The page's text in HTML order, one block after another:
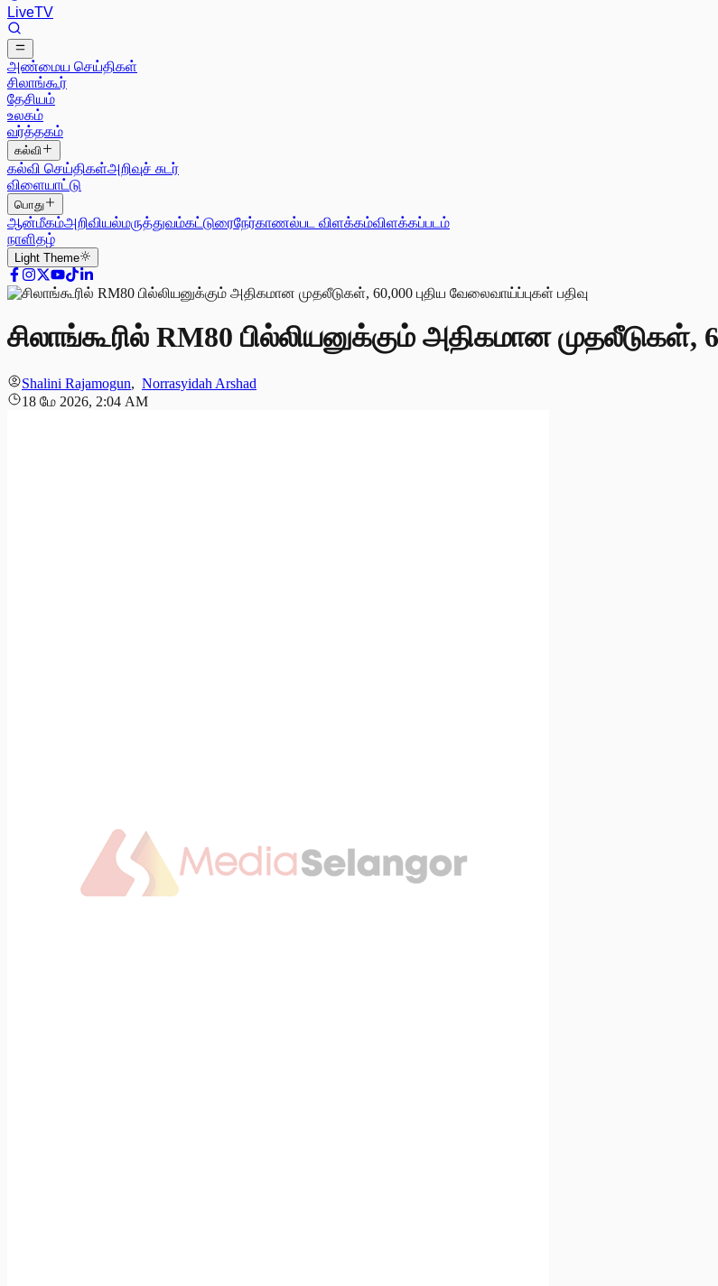
LiveTV
அண்மைய செய்திகள்
சிலாங்கூர்
தேசியம்
உலகம்
வர்த்தகம்
கல்வி
கல்வி செய்திகள்அறிவுச் சுடர்
விளையாட்டு
பொது
ஆன்மீகம்அறிவியல்மருத்துவம்கட்டுரைநேர்காணல்பட விளக்கம்விளக்கப்படம்
நாளிதழ்
Light Theme
சிலாங்கூரில் RM80 பில்லியனுக்கும் அதிகமான முதலீடுகள்,
Shalini Rajamogun, Norrasyidah Arshad
18 மே 2026, 2:04 AM